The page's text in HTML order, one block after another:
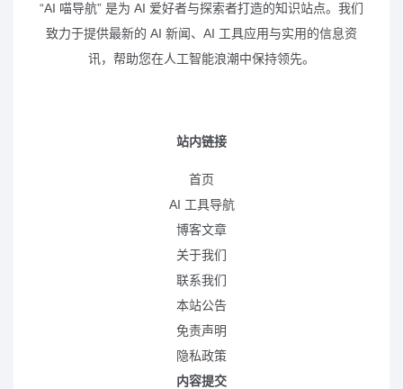
“AI 喵导航” 是为 AI 爱好者与探索者打造的知识站点。我们
致力于提供最新的 AI 新闻、AI 工具应用与实用的信息资
讯，帮助您在人工智能浪潮中保持领先。
站内链接
首页
AI 工具导航
博客文章
关于我们
联系我们
本站公告
免责声明
隐私政策
内容提交